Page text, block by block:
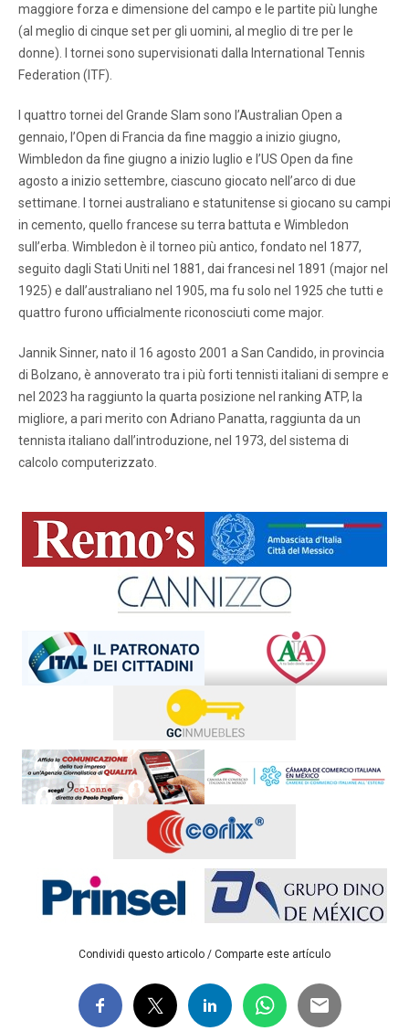
maggiore forza e dimensione del campo e le partite più lunghe
(al meglio di cinque set per gli uomini, al meglio di tre per le
donne). I tornei sono supervisionati dalla International Tennis
Federation (ITF).
I quattro tornei del Grande Slam sono l’Australian Open a
gennaio, l’Open di Francia da fine maggio a inizio giugno,
Wimbledon da fine giugno a inizio luglio e l’US Open da fine
agosto a inizio settembre, ciascuno giocato nell’arco di due
settimane. I tornei australiano e statunitense si giocano su campi
in cemento, quello francese su terra battuta e Wimbledon
sull’erba. Wimbledon è il torneo più antico, fondato nel 1877,
seguito dagli Stati Uniti nel 1881, dai francesi nel 1891 (major nel
1925) e dall’australiano nel 1905, ma fu solo nel 1925 che tutti e
quattro furono ufficialmente riconosciuti come major.
Jannik Sinner, nato il 16 agosto 2001 a San Candido, in provincia
di Bolzano, è annoverato tra i più forti tennisti italiani di sempre e
nel 2023 ha raggiunto la quarta posizione nel ranking ATP, la
migliore, a pari merito con Adriano Panatta, raggiunta da un
tennista italiano dall’introduzione, nel 1973, del sistema di
calcolo computerizzato.
Condividi questo articolo / Comparte este artículo